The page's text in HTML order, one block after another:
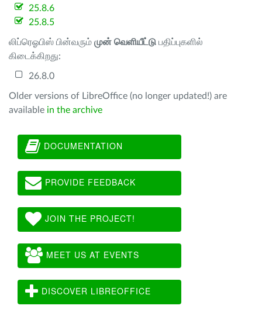
25.8.6
25.8.5
லிப்ரெஓபிஸ் பின்வரும் முன் வெளியீட்டு பதிப்புகளில்
கிடைக்கிறது:
26.8.0
Older versions of LibreOffice (no longer updated!) are
available in the archive
DOCUMENTATION
PROVIDE FEEDBACK
JOIN THE PROJECT!
MEET US AT EVENTS
DISCOVER LIBREOFFICE